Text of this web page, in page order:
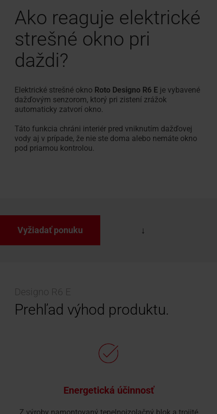
Ako reaguje elektrické
strešné okno pri
daždi?
Elektrické strešné okno Roto Designo R6 E je vybavené
dažďovým senzorom, ktorý pri zistení zrážok
automaticky zatvorí okno.
Táto funkcia chráni interiér pred vniknutím dažďovej
vody aj v prípade, že nie ste doma alebo nemáte okno
pod priamou kontrolou.
Vyžiadať ponuku
Designo R6 E
Prehľad výhod produktu.
Energetická účinnosť